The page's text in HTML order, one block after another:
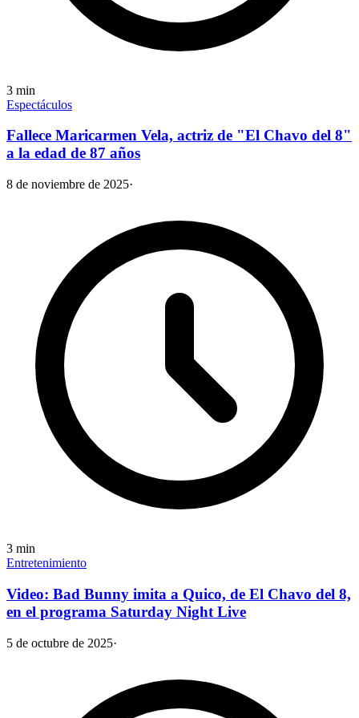
3 min
Espectáculos
Fallece Maricarmen Vela, actriz de "El Chavo del 8"
a la edad de 87 años
8 de noviembre de 2025·
3 min
Entretenimiento
Video: Bad Bunny imita a Quico, de El Chavo del 8,
en el programa Saturday Night Live
5 de octubre de 2025·